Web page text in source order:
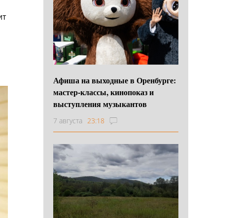
Афиша на выходные в Оренбурге:
мастер-классы, кинопоказ и
выступления музыкантов
7 августа 23:18